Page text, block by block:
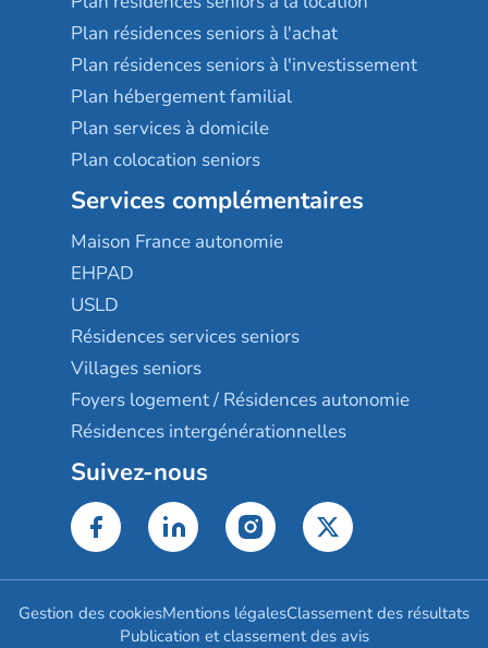
Plan résidences seniors à l'achat
Plan résidences seniors à l'investissement
Plan hébergement familial
Plan services à domicile
Plan colocation seniors
Services complémentaires
Maison France autonomie
EHPAD
USLD
Résidences services seniors
Villages seniors
Foyers logement / Résidences autonomie
Résidences intergénérationnelles
Suivez-nous
Gestion des cookiesMentions légalesClassement des résultats
Publication et classement des avis